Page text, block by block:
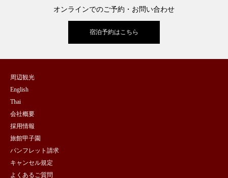
オンラインでのご予約・お問い合わせ
宿泊予約はこちら
周辺観光
English
Thai
会社概要
採用情報
旅館甲子園
パンフレット請求
キャンセル規定
よくあるご質問